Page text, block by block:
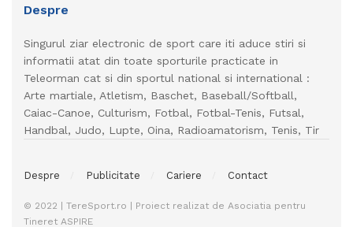
Despre
Singurul ziar electronic de sport care iti aduce stiri si
informatii atat din toate sporturile practicate in
Teleorman cat si din sportul national si international :
Arte martiale, Atletism, Baschet, Baseball/Softball,
Caiac-Canoe, Culturism, Fotbal, Fotbal-Tenis, Futsal,
Handbal, Judo, Lupte, Oina, Radioamatorism, Tenis, Tir
Despre Publicitate Cariere Contact
© 2022 | TereSport.ro | Proiect realizat de Asociatia pentru
Tineret ASPIRE